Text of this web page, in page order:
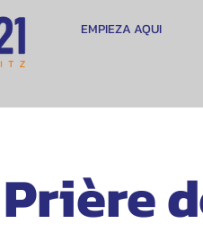
EMPIEZA AQUI
Prière